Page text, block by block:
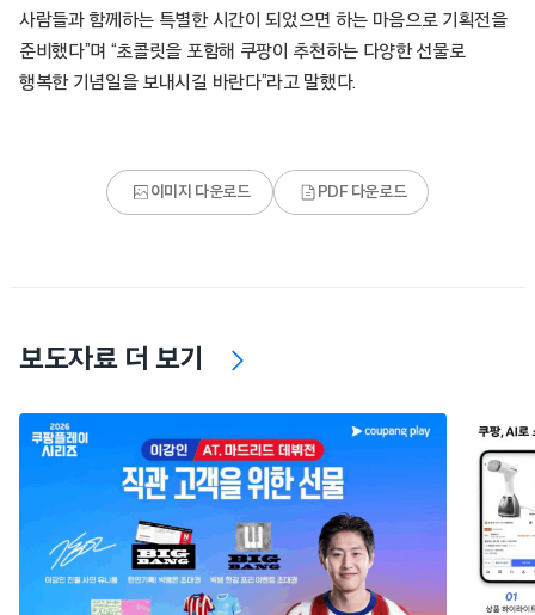
사람들과 함께하는 특별한 시간이 되었으면 하는 마음으로 기획전을
준비했다”며 “초콜릿을 포함해 쿠팡이 추천하는 다양한 선물로
행복한 기념일을 보내시길 바란다”라고 말했다.
이미지 다운로드 PDF 다운로드
보도자료 더 보기